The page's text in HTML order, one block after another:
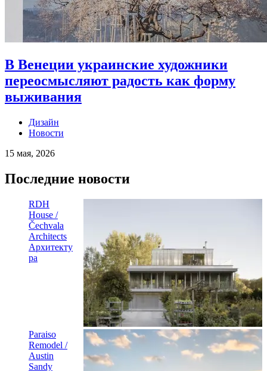
В Венеции украинские художники
переосмысляют радость как форму
выживания
Дизайн
Новости
15 мая, 2026
Последние новости
RDH
House /
Čechvala
Architects
Архитекту
ра
Paraiso
Remodel /
Austin
Sandy